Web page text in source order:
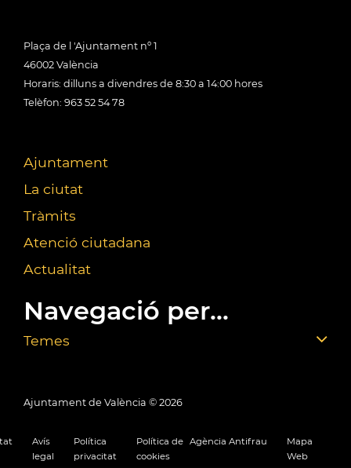
Plaça de l 'Ajuntament nº 1
46002 València
Horaris: dilluns a divendres de 8:30 a 14:00 hores
Telèfon: 963 52 54 78
Ajuntament
La ciutat
Tràmits
Atenció ciutadana
Actualitat
Navegació per...
Temes
Ajuntament de València © 2026
Avís
legal
Política
privacitat
Política de
cookies
Agència Antifrau
Mapa
Web